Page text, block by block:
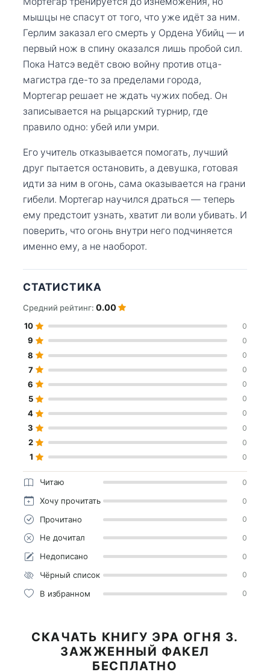
мышцы не спасут от того, что уже идёт за ним.
Герлим заказал его смерть у Ордена Убийц — и
первый нож в спину оказался лишь пробой сил.
Пока Натсэ ведёт свою войну против отца-
магистра где-то за пределами города,
Мортегар решает не ждать чужих побед. Он
записывается на рыцарский турнир, где
правило одно: убей или умри.
Его учитель отказывается помогать, лучший
друг пытается остановить, а девушка, готовая
идти за ним в огонь, сама оказывается на грани
гибели. Мортегар научился драться — теперь
ему предстоит узнать, хватит ли воли убивать. И
поверить, что огонь внутри него подчиняется
именно ему, а не наоборот.
СТАТИСТИКА
Средний рейтинг: 0.00
10 0
9 0
8 0
7 0
6 0
5 0
4 0
3 0
2 0
1 0
Читаю 0
Хочу прочитать 0
Прочитано 0
Не дочитал 0
Недописано 0
Чёрный список 0
В избранном 0
СКАЧАТЬ КНИГУ ЭРА ОГНЯ 3.
ЗАЖЖЕННЫЙ ФАКЕЛ
БЕСПЛАТНО